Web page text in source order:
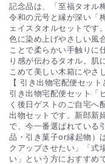
Q.日本国内どこで
はい。可能です。
ただし、沖縄県への
す。
※送料は、ヒキタク
記念品は、「至福タオル
令和の元号と縁が深い「
ェイスタオルセットです
色に染め上げやさしい風
ことで柔らかい手触りに
り感が伝わるタオル。肌
こめて美しい木箱にやさ
【 引き出物宅配便セット
引き出物宅配便セット「
く後日ゲストのご自宅へ
出物セットです。新郎新
で、今一番選ばれている
品・引き菓子or縁起物）
クアップさせたい」「式
い」という方におすすめ